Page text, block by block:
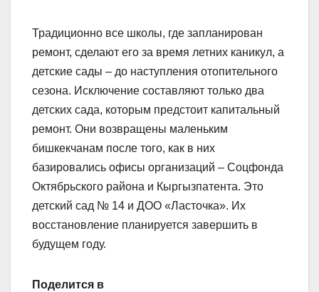
Традиционно все школы, где запланирован
ремонт, сделают его за время летних каникул, а
детские сады – до наступления отопительного
сезона. Исключение составляют только два
детских сада, которым предстоит капитальный
ремонт. Они возвращены маленьким
бишкекчанам после того, как в них
базировались офисы организаций – Соцфонда
Октябрьского района и Кыргызпатента. Это
детский сад № 14 и ДОО «Ласточка». Их
восстановление планируется завершить в
будущем году.
Поделится в